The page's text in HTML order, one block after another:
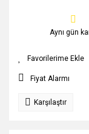
Aynı gün
Fiyat Alarmı
Karşılaştır